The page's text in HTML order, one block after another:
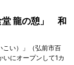
堂 龍の憩」 和
こい）」（弘前市百
にオープンして1カ